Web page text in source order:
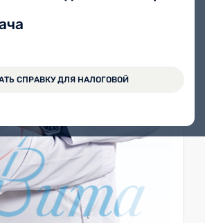
СПРАВКУ ДЛЯ НАЛОГОВОЙ